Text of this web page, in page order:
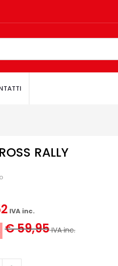
RALLY
IVA inc.
€ 59,95IVA inc.